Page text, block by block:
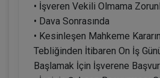
• İşveren Vekili Olmama
• Dava Sonrasında
• Kesinleşen Mahkeme
Tebliğinden İtibaren On İş
Başlamak İçin İşverene